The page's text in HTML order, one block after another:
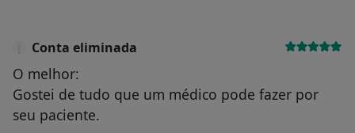
Conta eliminada
O melhor:
Gostei de tudo que um médico pode fazer por
seu paciente.